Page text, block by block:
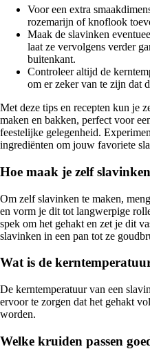
Voor een extra
rozemarijn of knoflook
Maak de slavinken
laat ze vervolgens verder
buitenkant.
Controleer altijd de
om er zeker van te zijn dat
Met deze tips en recepten kun je
maken en bakken, perfect voor
feestelijke gelegenheid.
ingrediënten om jouw favoriete
Hoe maak je zelf
Om zelf slavinken te maken,
en vorm je dit tot langwerpige
spek om het gehakt en zet je dit
slavinken in een pan tot ze
Wat is de
De kerntemperatuur van een
ervoor te zorgen dat het gehakt
worden.
Welke kruiden passen